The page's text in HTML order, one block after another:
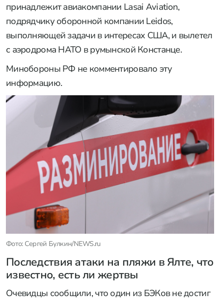
принадлежит авиакомпании Lasai Aviation,
подрядчику оборонной компании Leidos,
выполняющей задачи в интересах США, и вылетел
с аэродрома НАТО в румынской Констанце.
Минобороны РФ не комментировало эту
информацию.
Фото: Сергей Булкин/NEWS.ru
Последствия атаки на пляжи в Ялте, что
известно, есть ли жертвы
Очевидцы сообщили, что один из БЭКов не достиг